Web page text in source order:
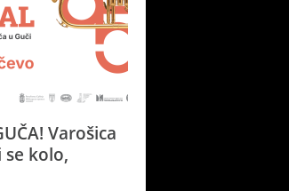
Varošica
se kolo,